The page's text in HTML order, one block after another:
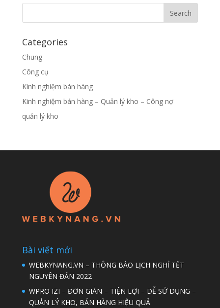
Categories
Chung
Công cụ
Kinh nghiệm bán hàng
Kinh nghiệm bán hàng – Quản lý kho – Công nợ
quản lý kho
Bài viết mới
WEBKYNANG.VN – THÔNG BÁO LỊCH NGHỈ TẾT
NGUYÊN ĐÁN 2022
WPRO IZI – ĐƠN GIẢN – TIỆN LỢI – DỄ SỬ DỤNG –
QUẢN LÝ KHO, BÁN HÀNG HIỆU QUẢ